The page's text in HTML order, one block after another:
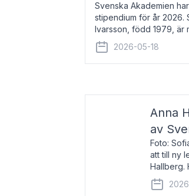
Svenska Akademien
stipendium för år 2026.
Ivarsson, född 1979, är
Trelleborg. Här har han
2026-05-18
Anna
av
Foto:
att till ny
Hallberg.
och